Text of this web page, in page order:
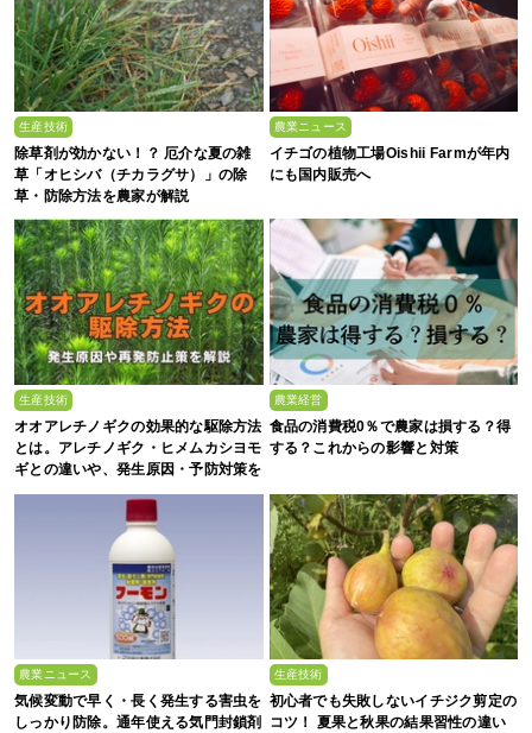
生産技術
除草剤が効かない！？ 厄介な夏の雑
草「オヒシバ（チカラグサ）」の除
草・防除方法を農家が解説
農業ニュース
イチゴの植物工場Oishii Farmが年内
にも国内販売へ
生産技術
オオアレチノギクの効果的な駆除方法
とは。アレチノギク・ヒメムカシヨモ
ギとの違いや、発生原因・予防対策を
農業経営
食品の消費税0％で農家は損する？得
する？これからの影響と対策
農業ニュース
気候変動で早く・長く発生する害虫を
しっかり防除。通年使える気門封鎖剤
生産技術
初心者でも失敗しないイチジク剪定の
コツ！ 夏果と秋果の結果習性の違い